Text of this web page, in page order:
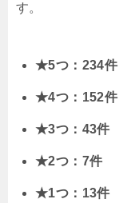
す。
★5つ：234件
★4つ：152件
★3つ：43件
★2つ：7件
★1つ：13件